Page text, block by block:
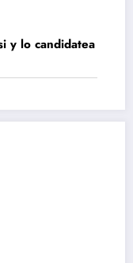
y lo candidatea